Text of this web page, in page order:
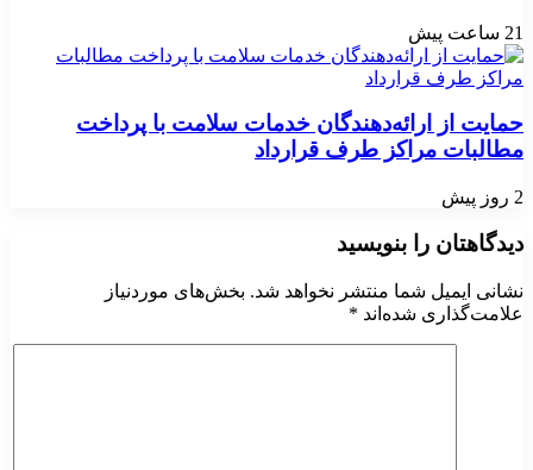
21 ساعت پیش
حمایت از ارائه‌دهندگان خدمات سلامت با پرداخت
مطالبات مراکز طرف قرارداد
2 روز پیش
دیدگاهتان را بنویسید
نشانی ایمیل شما منتشر نخواهد شد. بخش‌های موردنیاز
علامت‌گذاری شده‌اند *